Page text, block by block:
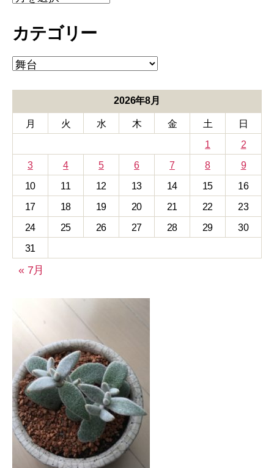
ー
イ
カテゴリー
カ
テ
ー
2026年8月
月 火 水 木 金 土
日
1
2
3
4 5 6 7 8
9
10
11 12 13 14 15
16
17
18 19 20 21 22
23
24
25 26 27 28 29
30
31
« 7月